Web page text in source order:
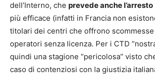
dell’Interno, che prevede anche l’arresto
più efficace (infatti in Francia non
titolari dei centri che offrono
operatori senza licenza. Per i CTD
quindi una stagione “pericolosa” visto
caso di contenziosi con la giustizia